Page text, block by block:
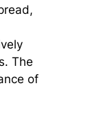
The
of